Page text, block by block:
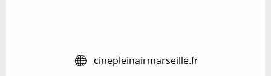
cinepleinairmarseille.fr